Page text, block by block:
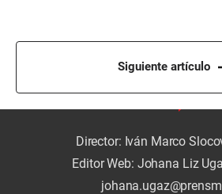
Siguiente artículo
Director: Iván Marco
Editor Web: Johana Liz